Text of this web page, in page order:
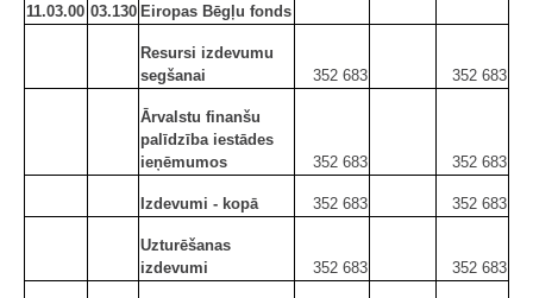
11.03.00 03.130 Eiropas Bēgļu fonds
Resursi izdevumu
segšanai
352 683 352 683
Ārvalstu finanšu
palīdzība iestādes
ieņēmumos
352 683 352 683
Izdevumi - kopā 352 683 352 683
Uzturēšanas
izdevumi
352 683 352 683